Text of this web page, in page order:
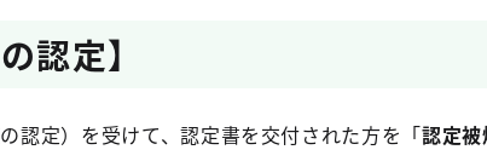
認定】
認定）を受けて、認定書を交付された方を「認定被